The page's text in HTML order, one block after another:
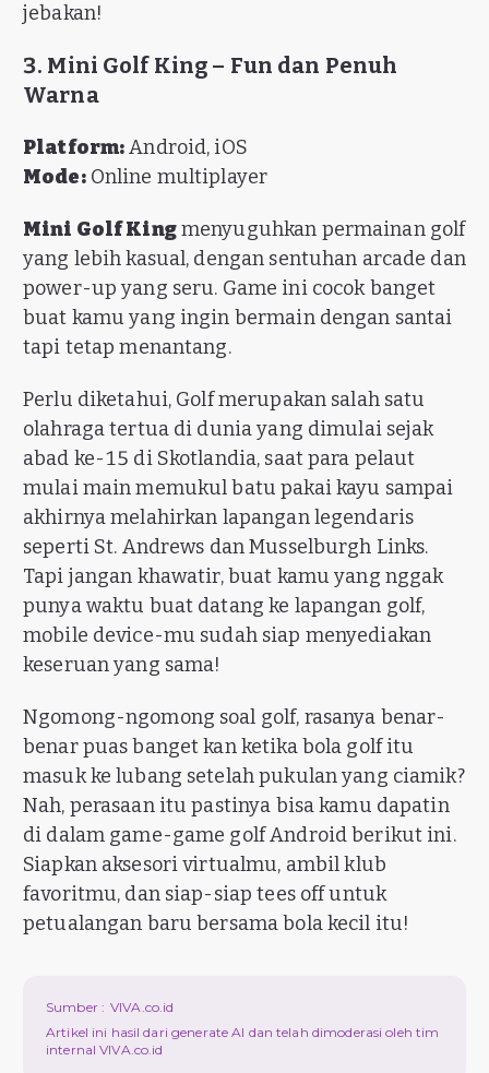
jebakan!
3. Mini Golf King – Fun dan Penuh
Warna
Platform:Android, iOS
Mode:Online multiplayer
Mini Golf Kingmenyuguhkan permainan golf
yang lebih kasual, dengan sentuhan arcade dan
power-up yang seru. Game ini cocok banget
buat kamu yang ingin bermain dengan santai
tapi tetap menantang.
Perlu diketahui, Golf merupakan salah satu
olahraga tertua di dunia yang dimulai sejak
abad ke-15 di Skotlandia, saat para pelaut
mulai main memukul batu pakai kayu sampai
akhirnya melahirkan lapangan legendaris
seperti St. Andrews dan Musselburgh Links.
Tapi jangan khawatir, buat kamu yang nggak
punya waktu buat datang ke lapangan golf,
mobile device-mu sudah siap menyediakan
keseruan yang sama!
Ngomong-ngomong soal golf, rasanya benar-
benar puas banget kan ketika bola golf itu
masuk ke lubang setelah pukulan yang ciamik?
Nah, perasaan itu pastinya bisa kamu dapatin
di dalam game-game golf Android berikut ini.
Siapkan aksesori virtualmu, ambil klub
favoritmu, dan siap-siap tees off untuk
petualangan baru bersama bola kecil itu!
Sumber : VIVA.co.id
Artikel ini hasil dari generate AI dan telah dimoderasi oleh tim
internal VIVA.co.id